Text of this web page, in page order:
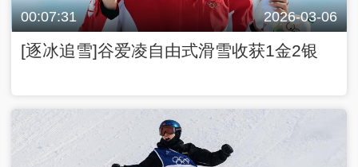
00:07:31 2026-03-06
[逐冰追雪]谷爱凌自由式滑雪收获1金2银